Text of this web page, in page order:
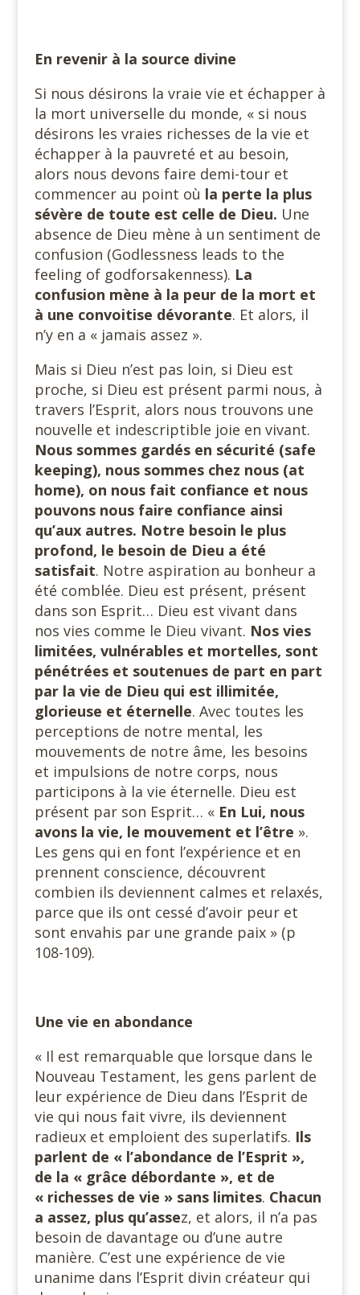
En revenir à la source divine
Si nous désirons la vraie vie et échapper à
la mort universelle du monde, « si nous
désirons les vraies richesses de la vie et
échapper à la pauvreté et au besoin,
alors nous devons faire demi-tour et
commencer au point où la perte la plus
sévère de toute est celle de Dieu. Une
absence de Dieu mène à un sentiment de
confusion (Godlessness leads to the
feeling of godforsakenness). La
confusion mène à la peur de la mort et
à une convoitise dévorante. Et alors, il
n’y en a « jamais assez ».
Mais si Dieu n’est pas loin, si Dieu est
proche, si Dieu est présent parmi nous, à
travers l’Esprit, alors nous trouvons une
nouvelle et indescriptible joie en vivant.
Nous sommes gardés en sécurité (safe
keeping), nous sommes chez nous (at
home), on nous fait confiance et nous
pouvons nous faire confiance ainsi
qu’aux autres. Notre besoin le plus
profond, le besoin de Dieu a été
satisfait. Notre aspiration au bonheur a
été comblée. Dieu est présent, présent
dans son Esprit… Dieu est vivant dans
nos vies comme le Dieu vivant. Nos vies
limitées, vulnérables et mortelles, sont
pénétrées et soutenues de part en part
par la vie de Dieu qui est illimitée,
glorieuse et éternelle. Avec toutes les
perceptions de notre mental, les
mouvements de notre âme, les besoins
et impulsions de notre corps, nous
participons à la vie éternelle. Dieu est
présent par son Esprit… « En Lui, nous
avons la vie, le mouvement et l’être ».
Les gens qui en font l’expérience et en
prennent conscience, découvrent
combien ils deviennent calmes et relaxés,
parce que ils ont cessé d’avoir peur et
sont envahis par une grande paix » (p
108-109).
Une vie en abondance
« Il est remarquable que lorsque dans le
Nouveau Testament, les gens parlent de
leur expérience de Dieu dans l’Esprit de
vie qui nous fait vivre, ils deviennent
radieux et emploient des superlatifs. Ils
parlent de « l’abondance de l’Esprit »,
de la « grâce débordante », et de
« richesses de vie » sans limites. Chacun
a assez, plus qu’assez, et alors, il n’a pas
besoin de davantage ou d’une autre
manière. C’est une expérience de vie
unanime dans l’Esprit divin créateur qui